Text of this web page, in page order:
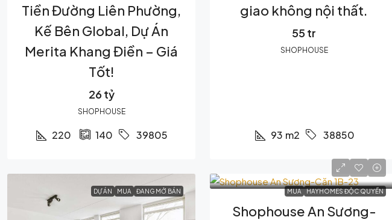
Tiền Đường Liên Phường,
Kế Bên Global, Dự Án
Merita Khang Điền – Giá
Tốt!
26 tỷ
SHOPHOUSE
220 140 39805
giao không nội thất.
55 tr
SHOPHOUSE
93 m2 38850
DỰ ÁN MUA ĐANG MỞ BÁN MUA HAYHOMES ĐỘC QUYỀN
Shophouse An Sương-